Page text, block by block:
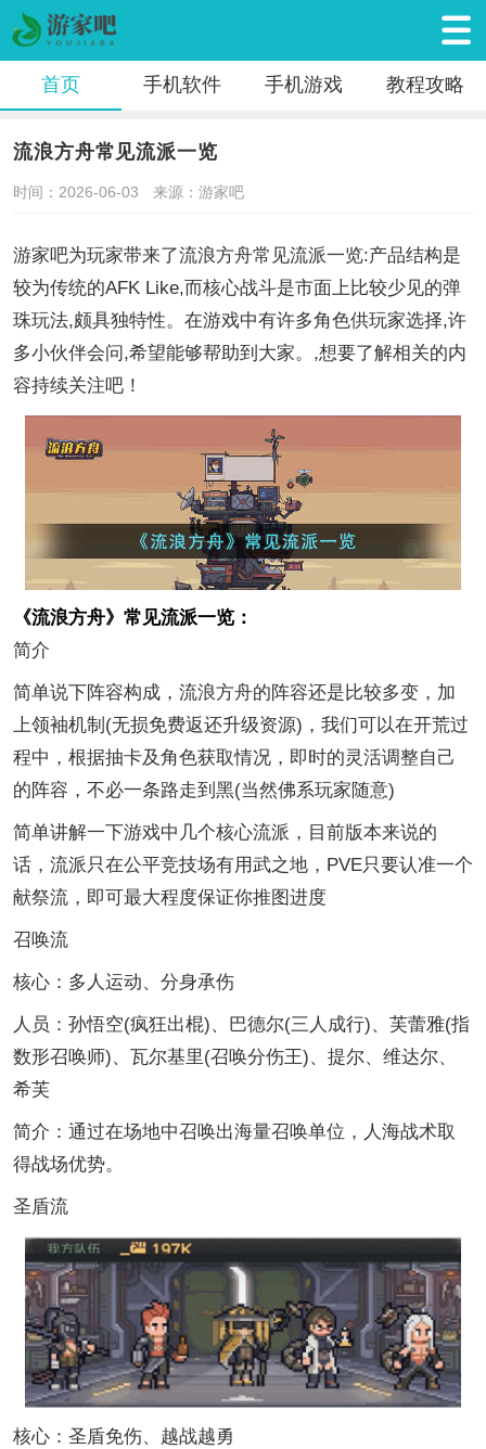
首页 手机软件 手机游戏 教程攻略
流浪方舟常见流派一览
时间：2026-06-03 来源：游家吧
游家吧为玩家带来了流浪方舟常见流派一览:产品结构是
较为传统的AFK Like,而核心战斗是市面上比较少见的弹
珠玩法,颇具独特性。在游戏中有许多角色供玩家选择,许
多小伙伴会问,希望能够帮助到大家。,想要了解相关的内
容持续关注吧！
《流浪方舟》常见流派一览：
简介
简单说下阵容构成，流浪方舟的阵容还是比较多变，加
上领袖机制(无损免费返还升级资源)，我们可以在开荒过
程中，根据抽卡及角色获取情况，即时的灵活调整自己
的阵容，不必一条路走到黑(当然佛系玩家随意)
简单讲解一下游戏中几个核心流派，目前版本来说的
话，流派只在公平竞技场有用武之地，PVE只要认准一个
献祭流，即可最大程度保证你推图进度
召唤流
核心：多人运动、分身承伤
人员：孙悟空(疯狂出棍)、巴德尔(三人成行)、芙蕾雅(指
数形召唤师)、瓦尔基里(召唤分伤王)、提尔、维达尔、
希芙
简介：通过在场地中召唤出海量召唤单位，人海战术取
得战场优势。
圣盾流
核心：圣盾免伤、越战越勇